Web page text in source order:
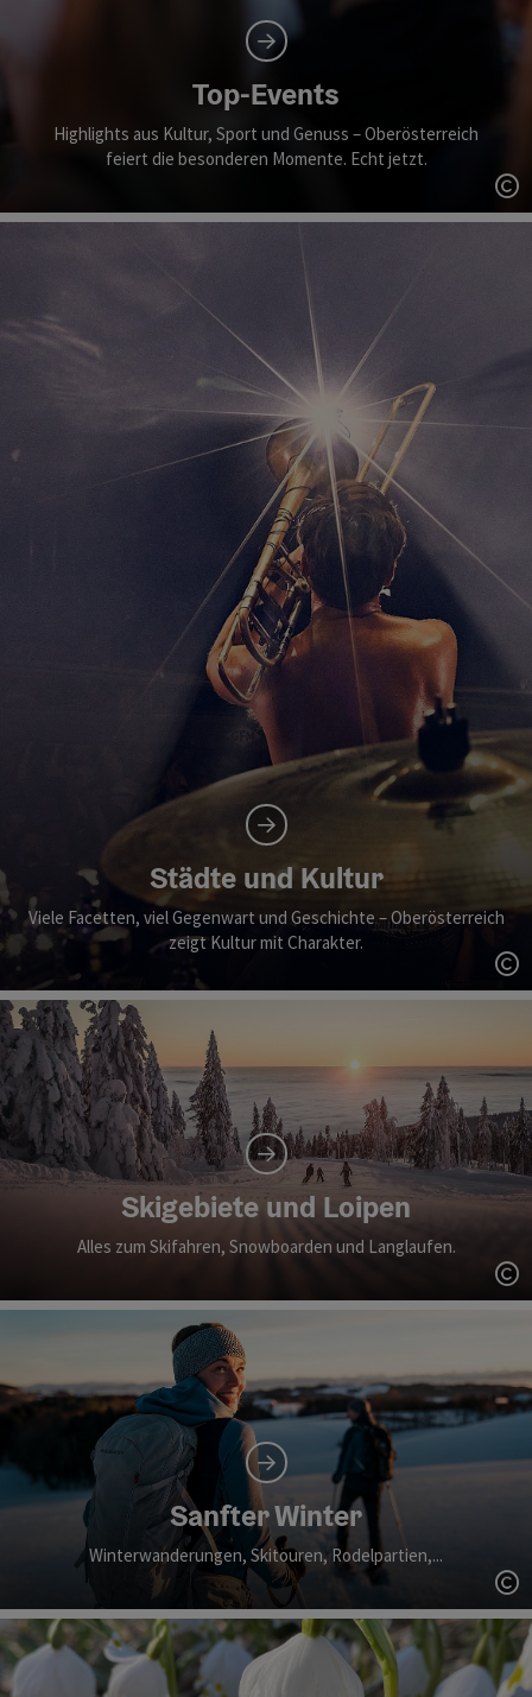
Top-Events
Highlights aus Kultur, Sport und Genuss – Oberösterreich
feiert die besonderen Momente. Echt jetzt.
Städte und Kultur
Viele Facetten, viel Gegenwart und Geschichte – Oberösterreich
zeigt Kultur mit Charakter.
Skigebiete und Loipen
Alles zum Skifahren, Snowboarden und Langlaufen.
Sanfter Winter
Winterwanderungen, Skitouren, Rodelpartien,...